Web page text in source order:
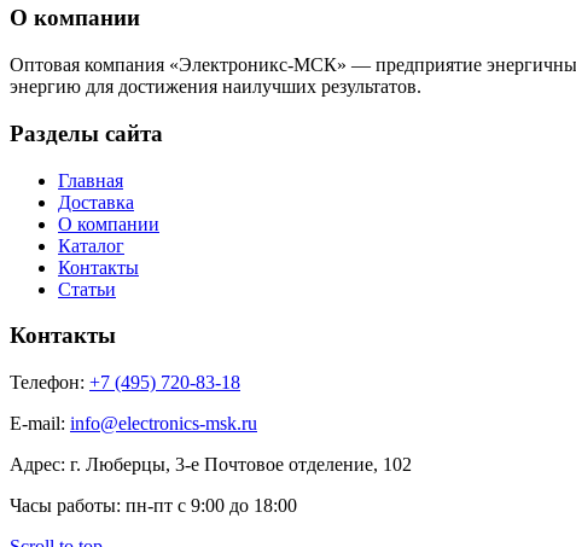
О компании
Оптовая компания «Электроникс-МСК» — предприятие
энергию для достижения наилучших результатов.
Разделы сайта
Главная
Доставка
О компании
Каталог
Контакты
Статьи
Контакты
Телефон: +7 (495) 720-83-18
E-mail: info@electronics-msk.ru
Адрес: г. Люберцы, 3-е Почтовое отделение, 102
Часы работы: пн-пт с 9:00 до 18:00